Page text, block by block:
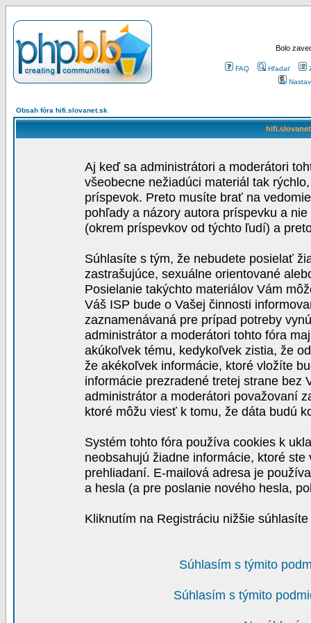
Bolo
FAQ Hľadať
Obsah fóra hifi.slovanet.sk
Aj keď sa administrátori a moderátori
všeobecne nežiadúci materiál tak
príspevok. Preto musíte brať na
pohľady a názory autora príspevku a
(okrem príspevkov od týchto ľudí) a
Súhlasíte s tým, že nebudete posielať
zastrašujúce, sexuálne orientované
Posielanie takýchto materiálov Vám
Váš ISP bude o Vašej činnosti
zaznamenávaná pre prípad potreby
administrátor a moderátori tohto fóra
akúkoľvek tému, kedykoľvek zistia, že
že akékoľvek informácie, ktoré vložíte
informácie prezradené tretej strane bez
administrátor a moderátori považovaní
ktoré môžu viesť k tomu, že dáta budú
Systém tohto fóra používa cookies k
neobsahujú žiadne informácie, ktoré
prehliadaní. E-mailová adresa je
a hesla (a pre poslanie nového hesla,
Kliknutím na Registráciu nižšie
Súhlasím s týmito
Súhlasím s týmito